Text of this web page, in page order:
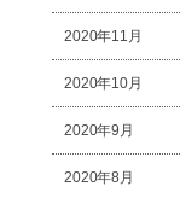
2020年11月
2020年10月
2020年9月
2020年8月